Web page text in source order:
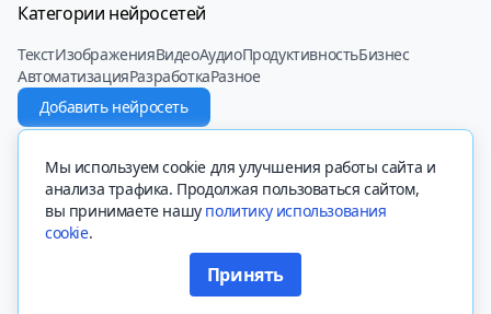
Перейти на сайт Чатиум
Категории нейросетей
ТекстИзображенияВидеоАудиоПродуктивностьБизнес
АвтоматизацияРазработкаРазное
Добавить нейросеть
Вся представленная на сайте информация, касающаяся описаний
сайтов, их функционала и стоимости платных функций, носит
информационный характер и ни при каких условиях не является
публичной офертой, определяемой положениями Статьи 437 (2)
Мы используем cookie для улучшения работы сайта и
анализа трафика. Продолжая пользоваться сайтом,
вы принимаете нашу политику использования
cookie.
Принять